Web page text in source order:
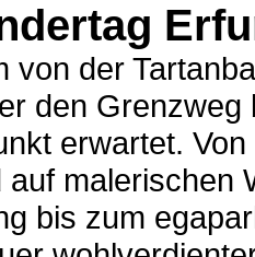
von der
den
erwartet.
malerischen
bis zum